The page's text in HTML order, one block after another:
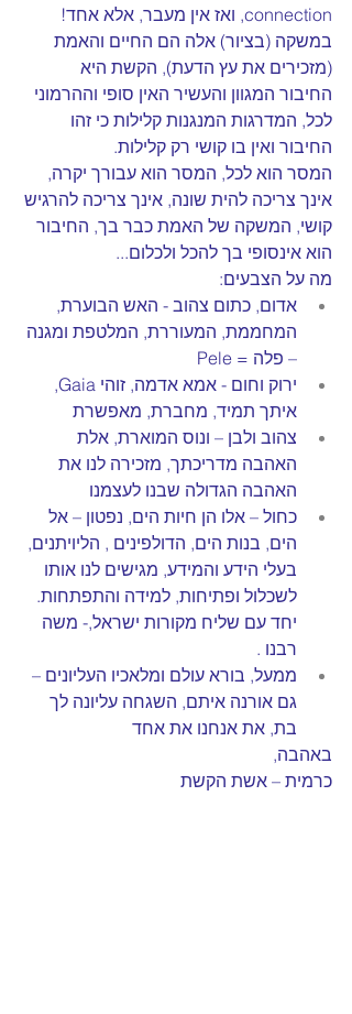
connection, ואז אין מעבר, אלא אחד!
במשקה (בציור) אלה הם החיים והאמת
(מזכירים את עץ הדעת), הקשת היא
החיבור המגוון והעשיר האין סופי וההרמוני
לכל, המדרגות המנגנות קלילות כי זהו
החיבור ואין בו קושי רק קלילות.
המסר הוא לכל, המסר הוא עבורך יקרה,
אינך צריכה להית שונה, אינך צריכה להרגיש
קושי, המשקה של האמת כבר בך, החיבור
הוא אינסופי בך להכל ולכלום...
מה על הצבעים:
אדום, כתום צהוב - האש הבוערת,
המחממת, המעוררת, המלטפת ומגנה
– פלה = Pele
ירוק וחום - אמא אדמה, זוהי Gaia,
איתך תמיד, מחברת, מאפשרת
צהוב ולבן – ונוס המוארת, אלת
האהבה מדריכתך, מזכירה לנו את
האהבה הגדולה שבנו לעצמנו
כחול – אלו הן חיות הים, נפטון – אל
הים, בנות הים, הדולפינים , הליויתנים,
בעלי הידע והמידע, מגישים לנו אותו
לשכלול ופתיחות, למידה והתפתחות.
יחד עם שליח מקורות ישראל,- משה
רבנו .
ממעל, בורא עולם ומלאכיו העליונים –
גם אורנה איתם, השגחה עליונה לך
בת, את אנחנו את אחד
באהבה,
כרמית – אשת הקשת